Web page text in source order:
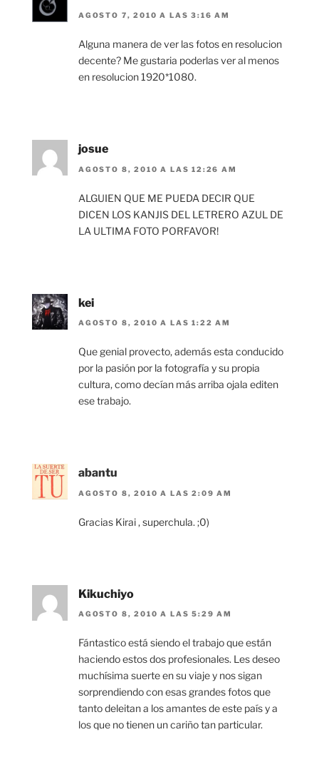
AGOSTO 7, 2010 A LAS 3:16 AM
Alguna manera de ver las fotos en resolucion
decente? Me gustaria poderlas ver al menos
en resolucion 1920*1080.
josue
AGOSTO 8, 2010 A LAS 12:26 AM
ALGUIEN QUE ME PUEDA DECIR QUE
DICEN LOS KANJIS DEL LETRERO AZUL DE
LA ULTIMA FOTO PORFAVOR!
kei
AGOSTO 8, 2010 A LAS 1:22 AM
Que genial provecto, además esta conducido
por la pasión por la fotografía y su propia
cultura, como decían más arriba ojala editen
ese trabajo.
abantu
AGOSTO 8, 2010 A LAS 2:09 AM
Gracias Kirai , superchula. ;0)
Kikuchiyo
AGOSTO 8, 2010 A LAS 5:29 AM
Fántastico está siendo el trabajo que están
haciendo estos dos profesionales. Les deseo
muchísima suerte en su viaje y nos sigan
sorprendiendo con esas grandes fotos que
tanto deleitan a los amantes de este país y a
los que no tienen un cariño tan particular.